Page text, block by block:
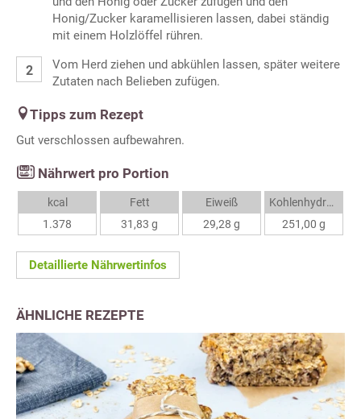
Honig/Zucker karamellisieren lassen, dabei ständig
mit einem Holzlöffel rühren.
Vom Herd ziehen und abkühlen lassen, später weitere
Zutaten nach Belieben zufügen.
Tipps zum Rezept
Gut verschlossen aufbewahren.
Nährwert pro Portion
kcal
1.378
Fett
31,83 g
Eiweiß
29,28 g
Kohlenhydrate
251,00 g
Detaillierte Nährwertinfos
ÄHNLICHE REZEPTE